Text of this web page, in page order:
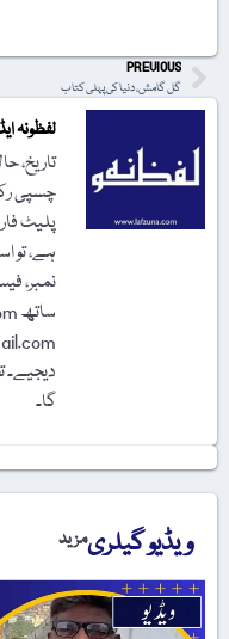
PREVIOUS
گل گامش، دنیا کی پہلی کتاب
لفظونہ
تاریخ،
چسپی
پلیٹ
ہے، تو
نمبر،
دیجیے۔
گا۔
ویڈیو گیلریمزید